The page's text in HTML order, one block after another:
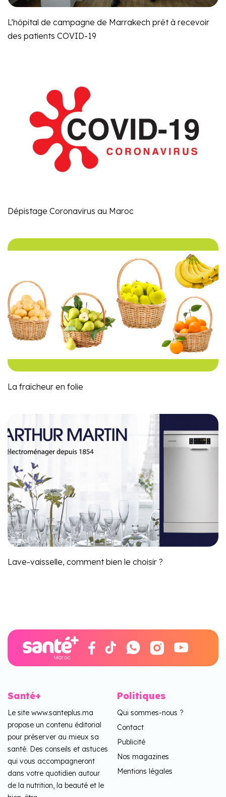
L’hôpital de campagne de Marrakech prêt à recevoir
des patients COVID-19
Dépistage Coronavirus au Maroc
La fraîcheur en folie
Lave-vaisselle, comment bien le choisir ?
Santé+
Le site www.santeplus.ma
propose un contenu éditorial
pour préserver au mieux sa
santé. Des conseils et astuces
qui vous accompagneront
dans votre quotidien autour
de la nutrition, la beauté et le
Politiques
Qui sommes-nous ?
Contact
Publicité
Nos magazines
Mentions légales